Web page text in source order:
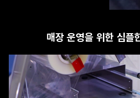
매장 운영을 위한 심플